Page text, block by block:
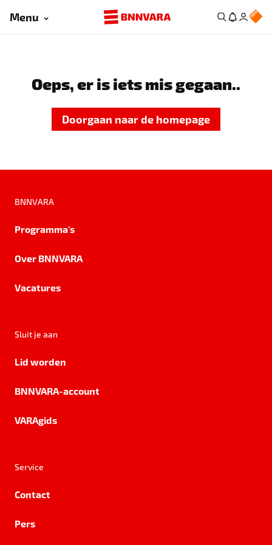
Menu
Oeps, er is iets mis gegaan..
Doorgaan naar de homepage
BNNVARA
Programma's
Over BNNVARA
Vacatures
Sluit je aan
Lid worden
BNNVARA-account
VARAgids
Service
Contact
Pers